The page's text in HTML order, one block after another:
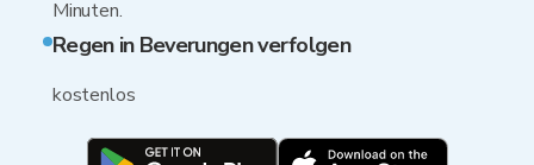
Minuten.
Regen in Beverungen verfolgen
kostenlos